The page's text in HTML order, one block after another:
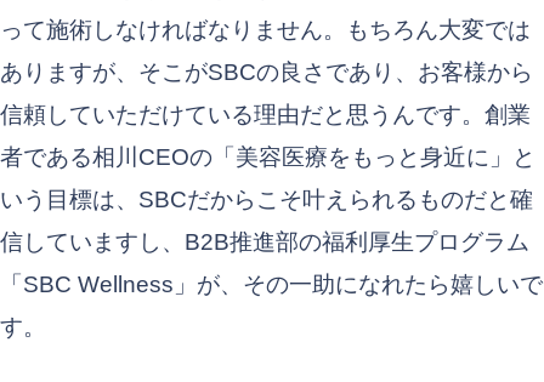
って施術しなければなりません。もちろん大変では
ありますが、そこがSBCの良さであり、お客様から
信頼していただけている理由だと思うんです。創業
者である相川CEOの「美容医療をもっと身近に」と
いう目標は、SBCだからこそ叶えられるものだと確
信していますし、B2B推進部の福利厚生プログラム
「SBC Wellness」が、その一助になれたら嬉しいで
す。